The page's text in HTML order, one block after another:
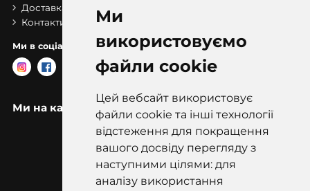
Ми
використовуємо
файли cookie
Цей вебсайт використовує
файли cookie та інші технології
відстеження для покращення
вашого досвіду перегляду з
наступними цілями: для
аналізу використання
Доставка та оплата
Контакти
Ми в соціальних мережах:
Ми на карті